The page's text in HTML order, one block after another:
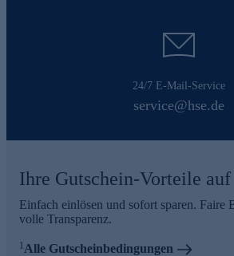
24/7 E-Mail-Service
service@hse.de
Ihre Gutschein-Vorteile
Einfach einlösen und sofort sparen. Faire
volle Transparenz.
1Alle Gutscheinbedingungen